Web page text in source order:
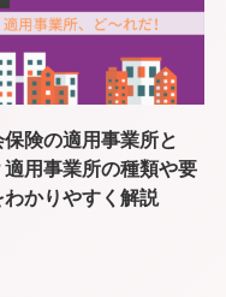
保険の適用事業所と
適用事業所の種類や要
わかりやすく解説